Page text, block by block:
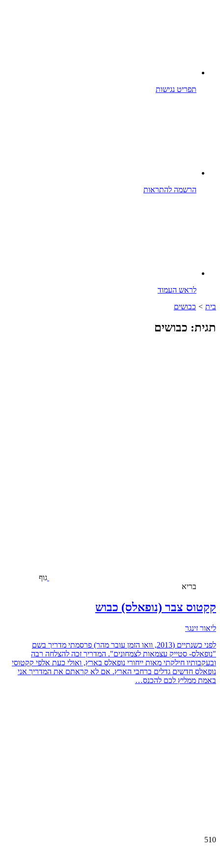
תפריט נגישות
הרשמה להתראות
לראש העמוד
בית > כבושים
תגית: כבושים
גוף
בריא
קקטוס צבר (נופאלס) כבוש
ליאור זינגר
לפני כשנתיים (2013, וואו הזמן עובר מהר) פרסמתי מדריך בשם
"נופאלס- סטייק עצמאות לצמחונים". המדריך זכה להצלחה רבה
ובעקבותיו חילקתי מאות ייחורי נופאלס בארץ, ואולי כעת אלפי קקטוסי
נופאלס חדשים גדלים ברחבי הארץ. אם לא קראתם את המדריך אני
באמת ממליץ לכם להכנס…
510